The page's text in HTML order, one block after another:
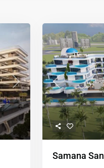
Next Previous
Samana